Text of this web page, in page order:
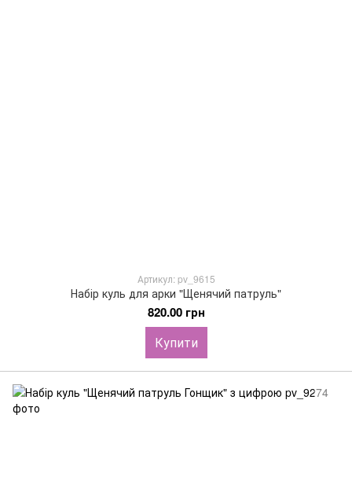
Артикул: pv_9615
Набір куль для арки "Щенячий патруль"
820.00 грн
Купити